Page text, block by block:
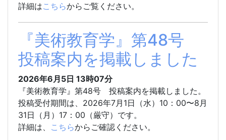
詳細はこちらからご覧ください。
『美術教育学』第48号
投稿案内を掲載しました
2026年6月5日 13時07分
『美術教育学』第48号 投稿案内を掲載しました。
投稿受付期間は、2026年7月1日（水）10：00〜8月
31日（月）17：00（厳守）です。
詳細は、 こちらからご確認ください。